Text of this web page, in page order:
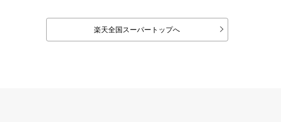
楽天全国スーパートップへ